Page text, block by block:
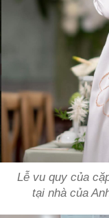
Lễ vu quy của
tại nhà của